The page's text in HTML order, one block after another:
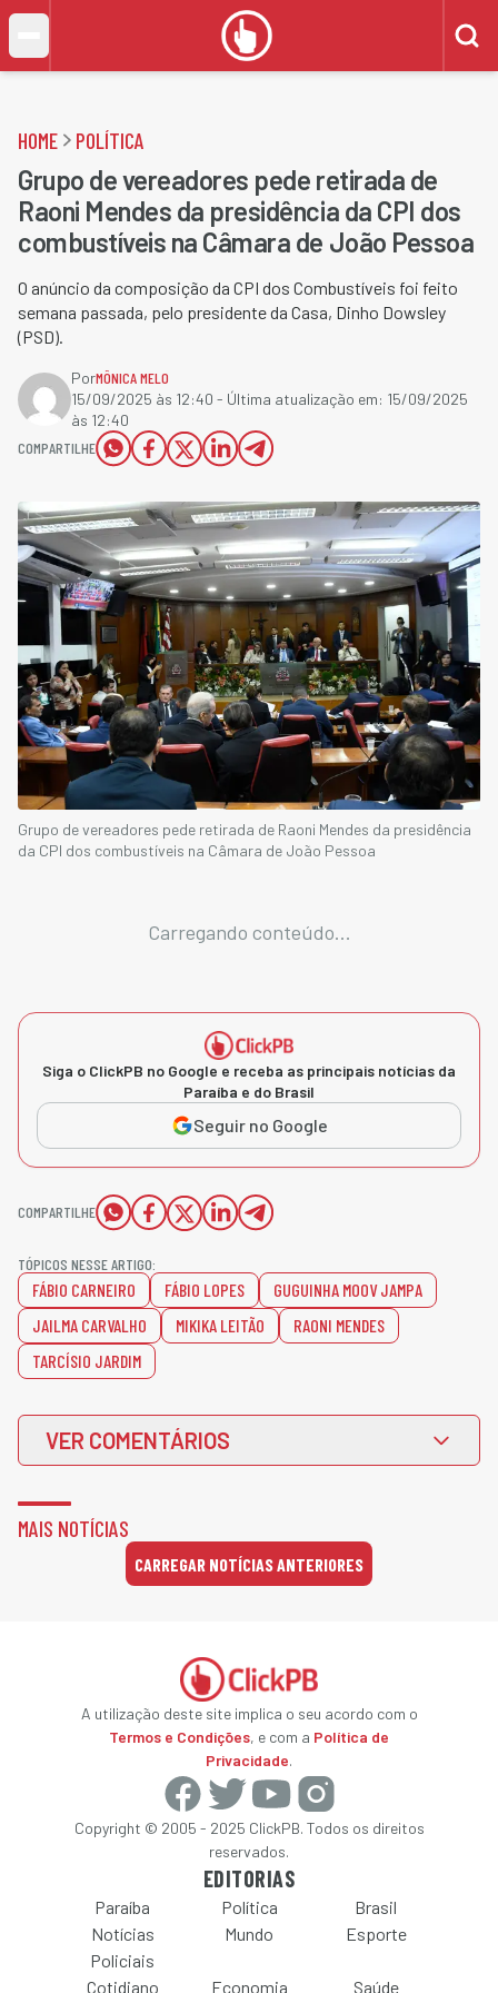
HOME POLÍTICA
Grupo de vereadores pede retirada de
Raoni Mendes da presidência da CPI dos
combustíveis na Câmara de João Pessoa
O anúncio da composição da CPI dos Combustíveis foi feito
semana passada, pelo presidente da Casa, Dinho Dowsley
(PSD).
PorMÔNICA MELO
15/09/2025 às 12:40 - Última atualização em: 15/09/2025
às 12:40
COMPARTILHE
Grupo de vereadores pede retirada de Raoni Mendes da presidência
da CPI dos combustíveis na Câmara de João Pessoa
Carregando conteúdo...
Siga o ClickPB no Google e receba as principais notícias da
Paraíba e do Brasil
Seguir no Google
COMPARTILHE
TÓPICOS NESSE ARTIGO:
FÁBIO CARNEIRO FÁBIO LOPES
GUGUINHA MOOV JAMPA
JAILMA CARVALHO
MIKIKA LEITÃO
RAONI MENDES
TARCÍSIO JARDIM
VER COMENTÁRIOS
MAIS NOTÍCIAS
CARREGAR NOTÍCIAS ANTERIORES
A utilização deste site implica o seu acordo com o
Termos e Condições, e com a Política de
Privacidade.
Copyright © 2005 - 2025 ClickPB. Todos os direitos
reservados.
EDITORIAS
Paraíba Política
Brasil
Notícias
Policiais
Mundo Esporte
Cotidiano Economia Saúde